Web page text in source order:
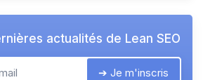
actualités de Lean SEO
➔ Je m'inscris